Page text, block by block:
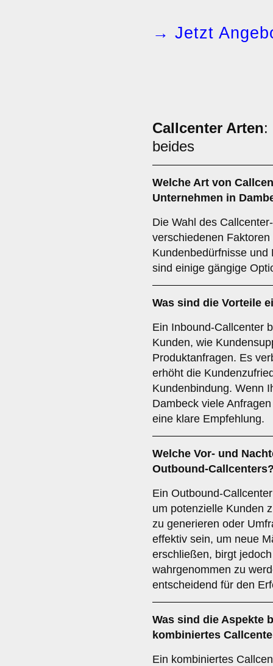
→ Jetzt
Callcenter Arten:
beides
Welche Art von
Unternehmen in
Die Wahl des
verschiedenen
Kundenbedürfnisse
sind einige gängige
Was sind die Vorteile
Ein Inbound-Callcenter
Kunden, wie
Produktanfragen. Es
erhöht die
Kundenbindung. Wenn
Dambeck viele
eine klare Empfehlung.
Welche Vor- und
Outbound-Callcenters
Ein Outbound-
um potenzielle Kunden
zu generieren oder
effektiv sein, um neue
erschließen, birgt
wahrgenommen zu
entscheidend für den
Was sind die Aspekte
kombiniertes
Ein kombiniertes